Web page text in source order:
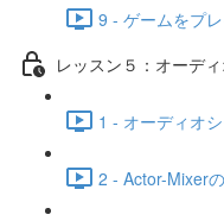
9 - ゲームをプ
レッスン５：オーデ
1 - オーディオ
2 - Actor-Mixer